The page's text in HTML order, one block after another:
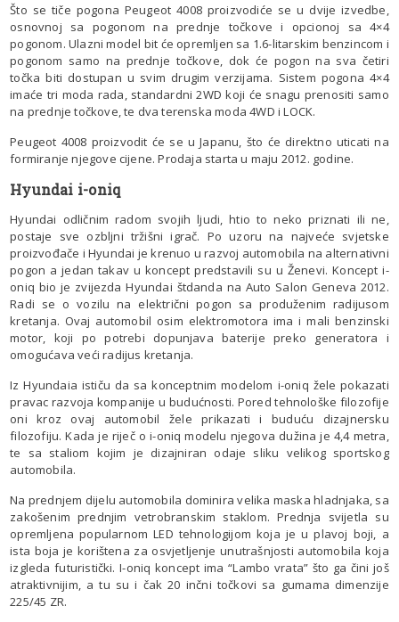
Što se tiče pogona Peugeot 4008 proizvodiće se u dvije izvedbe,
osnovnoj sa pogonom na prednje točkove i opcionoj sa 4×4
pogonom. Ulazni model bit će opremljen sa 1.6-litarskim benzincom i
pogonom samo na prednje točkove, dok će pogon na sva četiri
točka biti dostupan u svim drugim verzijama. Sistem pogona 4×4
imaće tri moda rada, standardni 2WD koji će snagu prenositi samo
na prednje točkove, te dva terenska moda 4WD i LOCK.
Peugeot 4008 proizvodit će se u Japanu, što će direktno uticati na
formiranje njegove cijene. Prodaja starta u maju 2012. godine.
Hyundai i-oniq
Hyundai odličnim radom svojih ljudi, htio to neko priznati ili ne,
postaje sve ozbljni tržišni igrač. Po uzoru na najveće svjetske
proizvođače i Hyundai je krenuo u razvoj automobila na alternativni
pogon a jedan takav u koncept predstavili su u Ženevi. Koncept i-
oniq bio je zvijezda Hyundai štdanda na Auto Salon Geneva 2012.
Radi se o vozilu na električni pogon sa produženim radijusom
kretanja. Ovaj automobil osim elektromotora ima i mali benzinski
motor, koji po potrebi dopunjava baterije preko generatora i
omogućava veći radijus kretanja.
Iz Hyundaia ističu da sa konceptnim modelom i-oniq žele pokazati
pravac razvoja kompanije u budućnosti. Pored tehnološke filozofije
oni kroz ovaj automobil žele prikazati i buduću dizajnersku
filozofiju. Kada je riječ o i-oniq modelu njegova dužina je 4,4 metra,
te sa staliom kojim je dizajniran odaje sliku velikog sportskog
automobila.
Na prednjem dijelu automobila dominira velika maska hladnjaka, sa
zakošenim prednjim vetrobranskim staklom. Prednja svijetla su
opremljena popularnom LED tehnologijom koja je u plavoj boji, a
ista boja je korištena za osvjetljenje unutrašnjosti automobila koja
izgleda futuristički. I-oniq koncept ima “Lambo vrata” što ga čini još
atraktivnijim, a tu su i čak 20 inčni točkovi sa gumama dimenzije
225/45 ZR.